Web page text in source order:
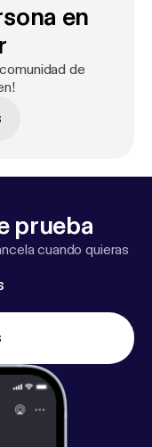
en
de
prueba
cuando quieras